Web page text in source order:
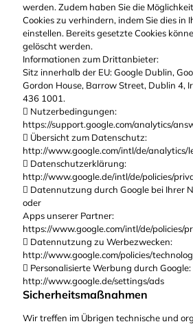
werden. Zudem haben Sie die
Cookies zu verhindern, indem Sie dies in
einstellen. Bereits gesetzte Cookies
gelöscht werden.
Informationen zum Drittanbieter:
Sitz innerhalb der EU: Google Dublin,
Gordon House, Barrow Street, Dublin 4,
436 1001.
 Nutzerbedingungen:
https://support.google.com/analytics/
 Übersicht zum Datenschutz:
http://www.google.com/intl/de/analytics/
 Datenschutzerklärung:
http://www.google.de/intl/de/policies/
 Datennutzung durch Google bei Ihrer
oder
Apps unserer Partner:
https://www.google.com/intl/de/policies/
 Datennutzung zu Werbezwecken:
http://www.google.com/policies/
 Personalisierte Werbung durch Google:
http://www.google.de/settings/ads
Sicherheitsmaßnahmen
Wir treffen im Übrigen technische und